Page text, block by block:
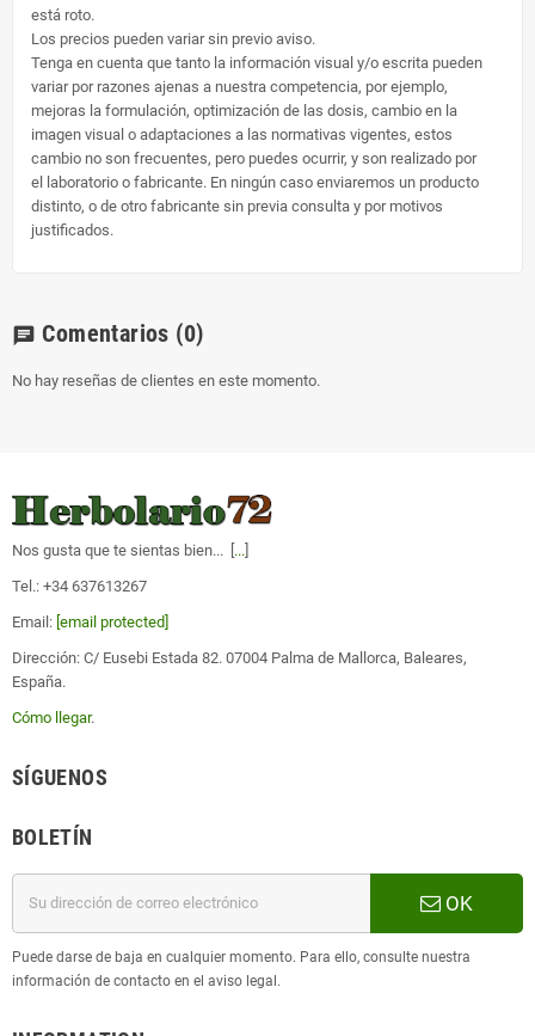
está roto.
Los precios pueden variar sin previo aviso.
Tenga en cuenta que tanto la información visual y/o escrita pueden
variar por razones ajenas a nuestra competencia, por ejemplo,
mejoras la formulación, optimización de las dosis, cambio en la
imagen visual o adaptaciones a las normativas vigentes, estos
cambio no son frecuentes, pero puedes ocurrir, y son realizado por
el laboratorio o fabricante. En ningún caso enviaremos un producto
distinto, o de otro fabricante sin previa consulta y por motivos
justificados.
chat Comentarios (0)
No hay reseñas de clientes en este momento.
Nos gusta que te sientas bien... [ ...
Tel.: +34 637613267
Email: [email protected]
Dirección: C/ Eusebi Estada 82. 07004 Palma de Mallorca, Baleares,
España.
Cómo llegar.
SÍGUENOS
BOLETÍN
OK
Puede darse de baja en cualquier momento. Para ello, consulte nuestra
información de contacto en el aviso legal.